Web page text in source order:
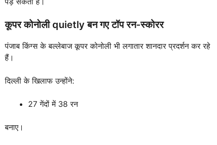
कूपर कोनोली quietly बन गए टॉप रन-स्कोरर
पंजाब किंग्स के बल्लेबाज कूपर कोनोली भी लगातार शानदार प्रदर्शन कर रहे
हैं।
दिल्ली के खिलाफ उन्होंने:
27 गेंदों में 38 रन
बनाए।